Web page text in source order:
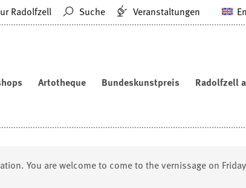
Radolfzell Suche Veranstaltungen
Artotheque Bundeskunstpreis Radolfzell
You are welcome to come to the vernissage on